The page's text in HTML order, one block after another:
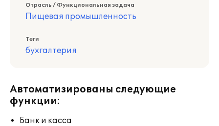
Отрасль / Функциональная задача
Пищевая промышленность
Теги
бухгалтерия
Автоматизированы следующие
функции:
Банк и касса